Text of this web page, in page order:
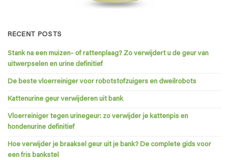
RECENT POSTS
Stank na een muizen- of rattenplaag? Zo verwijdert u de geur van
uitwerpselen en urine definitief
De beste vloerreiniger voor robotstofzuigers en dweilrobots
Kattenurine geur verwijderen uit bank
Vloerreiniger tegen urinegeur: zo verwijder je kattenpis en
hondenurine definitief
Hoe verwijder je braaksel geur uit je bank? De complete gids voor
een fris bankstel